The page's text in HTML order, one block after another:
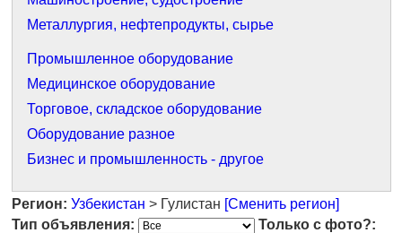
Металлургия, нефтепродукты, сырье
Промышленное оборудование
Медицинское оборудование
Торговое, складское оборудование
Оборудование разное
Бизнес и промышленность - другое
Регион: Узбекистан > Гулистан [Сменить регион]
Тип объявления:
Только с фото?: